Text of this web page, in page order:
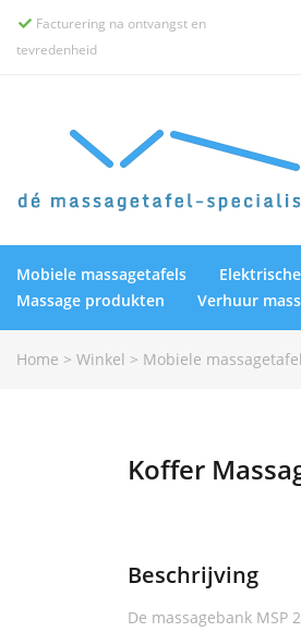
 Facturering na ontvangst en
tevredenheid
Mobiele massagetafels
Massage produkten
Verhuur
Home > Winkel > Mobiele
Koffer
Beschrijving
De massagebank